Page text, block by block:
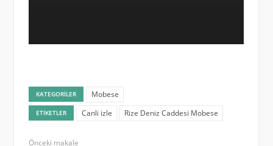
KATEGORILER Mobese
ETIKETLER Canli izle Rize Deniz Caddesi Mobese
Önceki makale